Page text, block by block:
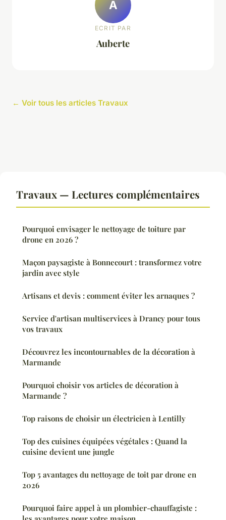
A
ECRIT PAR
Auberte
← Voir tous les articles Travaux
Travaux — Lectures complémentaires
Pourquoi envisager le nettoyage de toiture par
drone en 2026 ?
Maçon paysagiste à Bonnecourt : transformez votre
jardin avec style
Artisans et devis : comment éviter les arnaques ?
Service d'artisan multiservices à Drancy pour tous
vos travaux
Découvrez les incontournables de la décoration à
Marmande
Pourquoi choisir vos articles de décoration à
Marmande ?
Top raisons de choisir un électricien à Lentilly
Top des cuisines équipées végétales : Quand la
cuisine devient une jungle
Top 5 avantages du nettoyage de toit par drone en
2026
Pourquoi faire appel à un plombier-chauffagiste :